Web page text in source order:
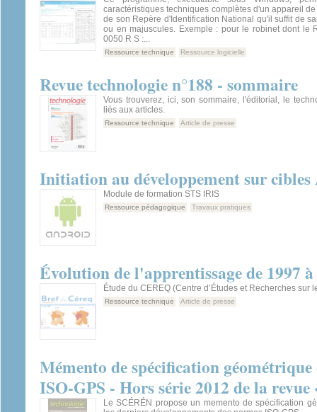
caractéristiques techniques complètes d'un appareil
de son Repère d'Identification National qu'il suffit de
ou en majuscules. Exemple : pour le robinet dont le
0050 R S :...
Ressource technique Ressource logicielle
Revue technologie n°188 - sommaire
Vous trouverez, ici, son sommaire, l'éditorial, le
liés aux articles.
Ressource technique Article de presse
Initiation au développement sur
Module de formation STS IRIS
Ressource pédagogique Travaux pratiques
Évolution de l'apprentissage de 1997
Étude du CEREQ (Centre d’Études et Recherches sur
Ressource technique Article de presse
Mémento de spécification
ISO-GPS - Hors série 2012 de la revue
Le SCÉRÉN propose un memento de spécification